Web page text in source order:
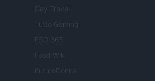
Day Travel
Tutto Gaming
ESG 365
Food Wiki
FuturoDonna